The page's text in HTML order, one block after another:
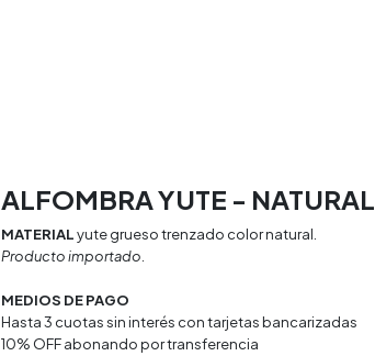
ALFOMBRA YUTE - NATURAL
MATERIALyute grueso trenzado color natural.
Producto importado.
MEDIOS DE PAGO
Hasta 3 cuotas sin interés con tarjetas bancarizadas
10% OFF abonando por transferencia